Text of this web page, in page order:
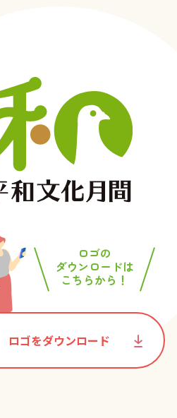
ロゴの
ダウンロードは
こちらから！
ロゴをダウンロード